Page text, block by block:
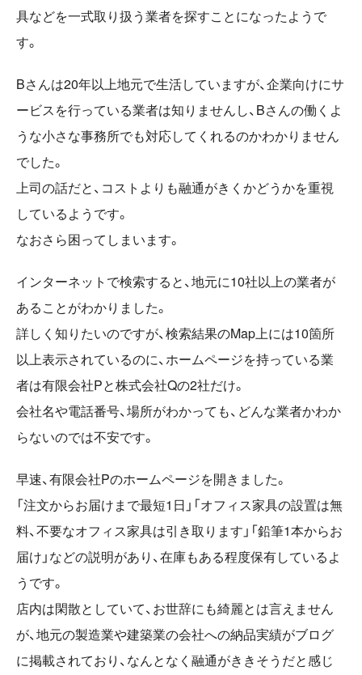
具などを一式取り扱う業者を探すことになったようで
す。
Bさんは20年以上地元で生活していますが、企業向けにサ
ービスを行っている業者は知りませんし、Bさんの働くよ
うな小さな事務所でも対応してくれるのかわかりません
でした。
上司の話だと、コストよりも融通がきくかどうかを重視
しているようです。
なおさら困ってしまいます。
インターネットで検索すると、地元に10社以上の業者が
あることがわかりました。
詳しく知りたいのですが、検索結果のMap上には10箇所
以上表示されているのに、ホームページを持っている業
者は有限会社Pと株式会社Qの2社だけ。
会社名や電話番号、場所がわかっても、どんな業者かわか
らないのでは不安です。
早速、有限会社Pのホームページを開きました。
「注文からお届けまで最短1日」「オフィス家具の設置は無
料、不要なオフィス家具は引き取ります」「鉛筆1本からお
届け」などの説明があり、在庫もある程度保有しているよ
うです。
店内は閑散としていて、お世辞にも綺麗とは言えません
が、地元の製造業や建築業の会社への納品実績がブログ
に掲載されており、なんとなく融通がききそうだと感じ